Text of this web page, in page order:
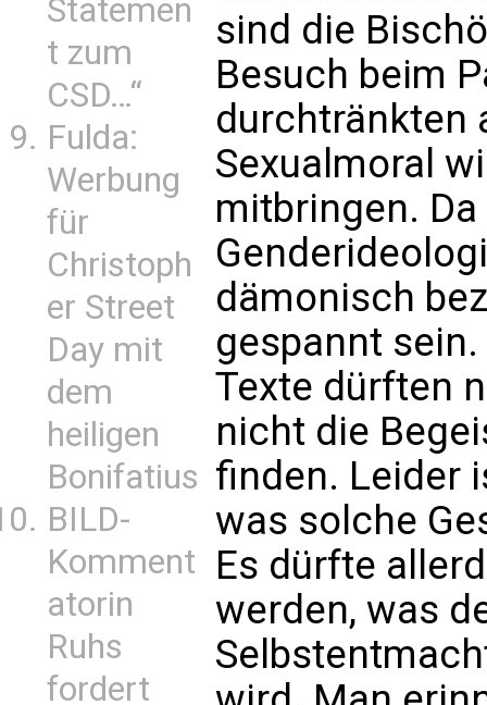
Statemen
t zum
CSD…“
Fulda:
Werbung
für
Christoph
er Street
Day mit
dem
heiligen
Bonifatius
BILD-
Komment
atorin
Ruhs
fordert
sind die
Besuch beim
durchtränkten
Sexualmoral
mitbringen.
dämonisch
gespannt
Texte dürften
nicht die
finden. Leider
was solche
Es dürfte
werden, was